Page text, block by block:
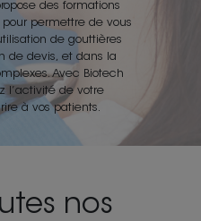
des formations
permettre de vous
de gouttières
de devis, et dans la
Avec Biotech
l’activité de votre
à vos patients.
nos